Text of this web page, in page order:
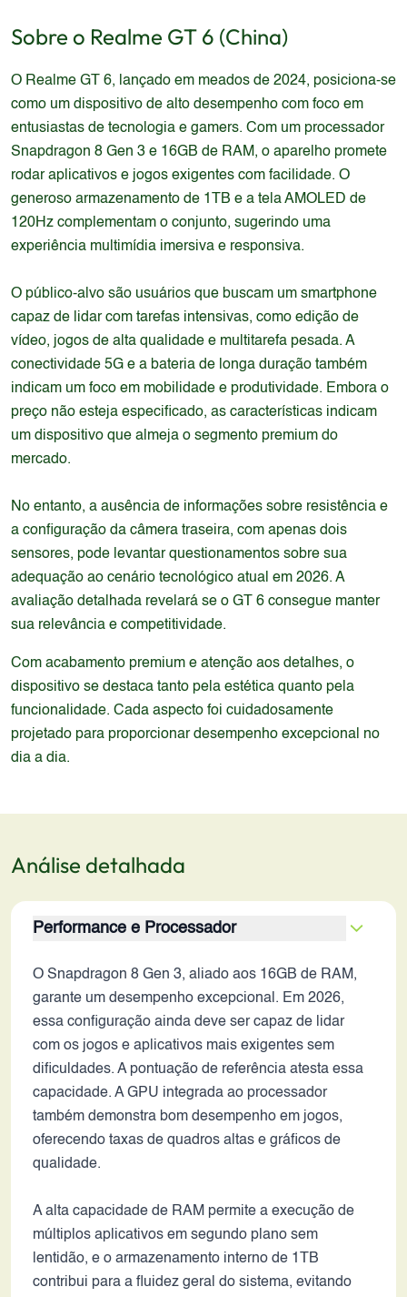
Sobre o Realme GT 6 (China)
O Realme GT 6, lançado em meados de 2024, posiciona-se
como um dispositivo de alto desempenho com foco em
entusiastas de tecnologia e gamers. Com um processador
Snapdragon 8 Gen 3 e 16GB de RAM, o aparelho promete
rodar aplicativos e jogos exigentes com facilidade. O
generoso armazenamento de 1TB e a tela AMOLED de
120Hz complementam o conjunto, sugerindo uma
experiência multimídia imersiva e responsiva.
O público-alvo são usuários que buscam um smartphone
capaz de lidar com tarefas intensivas, como edição de
vídeo, jogos de alta qualidade e multitarefa pesada. A
conectividade 5G e a bateria de longa duração também
indicam um foco em mobilidade e produtividade. Embora o
preço não esteja especificado, as características indicam
um dispositivo que almeja o segmento premium do
mercado.
No entanto, a ausência de informações sobre resistência e
a configuração da câmera traseira, com apenas dois
sensores, pode levantar questionamentos sobre sua
adequação ao cenário tecnológico atual em 2026. A
avaliação detalhada revelará se o GT 6 consegue manter
sua relevância e competitividade.
Com acabamento premium e atenção aos detalhes, o
dispositivo se destaca tanto pela estética quanto pela
funcionalidade. Cada aspecto foi cuidadosamente
projetado para proporcionar desempenho excepcional no
dia a dia.
Análise detalhada
Performance e Processador
O Snapdragon 8 Gen 3, aliado aos 16GB de RAM,
garante um desempenho excepcional. Em 2026,
essa configuração ainda deve ser capaz de lidar
com os jogos e aplicativos mais exigentes sem
dificuldades. A pontuação de referência atesta essa
capacidade. A GPU integrada ao processador
também demonstra bom desempenho em jogos,
oferecendo taxas de quadros altas e gráficos de
qualidade.
A alta capacidade de RAM permite a execução de
múltiplos aplicativos em segundo plano sem
lentidão, e o armazenamento interno de 1TB
contribui para a fluidez geral do sistema, evitando